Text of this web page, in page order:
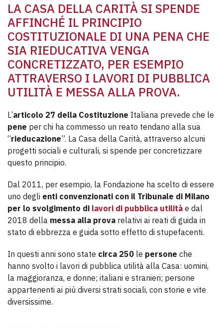
LA CASA DELLA CARITÀ SI SPENDE
AFFINCHÉ IL PRINCIPIO
COSTITUZIONALE DI UNA PENA CHE
SIA RIEDUCATIVA VENGA
CONCRETIZZATO, PER ESEMPIO
ATTRAVERSO I LAVORI DI PUBBLICA
UTILITÀ E MESSA ALLA PROVA.
L’articolo 27 della Costituzione Italiana prevede che le
pene per chi ha commesso un reato tendano alla sua
“rieducazione”. La Casa della Carità, attraverso alcuni
progetti sociali e culturali, si spende per concretizzare
questo principio.
Dal 2011, per esempio, la Fondazione ha scelto di essere
uno degli enti convenzionati con il Tribunale di Milano
per lo svolgimento di lavori di pubblica utilità e dal
2018 della messa alla prova relativi ai reati di guida in
stato di ebbrezza e guida sotto effetto di stupefacenti.
In questi anni sono state circa 250 le persone che
hanno svolto i lavori di pubblica utilità alla Casa: uomini,
la maggioranza, e donne; italiani e stranieri; persone
appartenenti ai più diversi strati sociali, con storie e vite
diversissime.